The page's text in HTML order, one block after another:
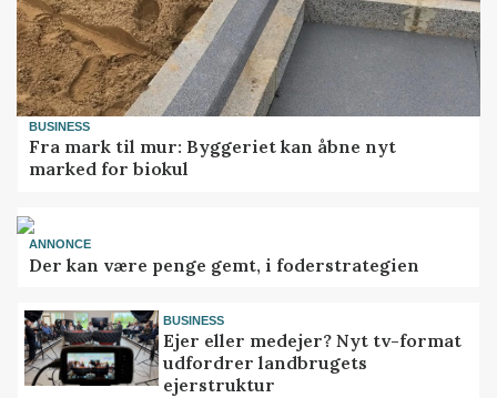
BUSINESS
Fra mark til mur: Byggeriet kan åbne nyt
marked for biokul
ANNONCE
Der kan være penge gemt, i foderstrategien
BUSINESS
Ejer eller medejer? Nyt tv-format
udfordrer landbrugets
ejerstruktur